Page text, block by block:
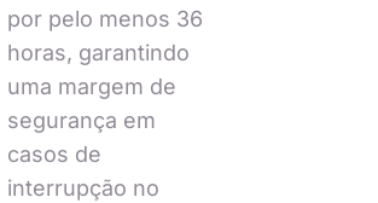
por pelo menos 36
horas, garantindo
uma margem de
segurança em
casos de
interrupção no